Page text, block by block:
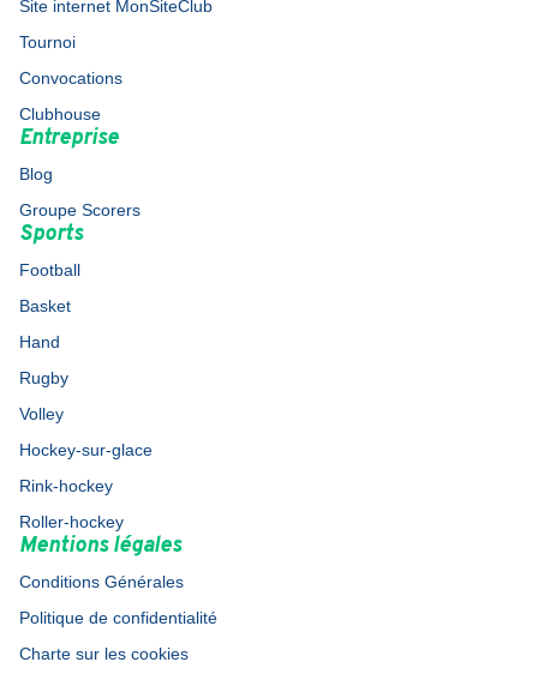
Site internet MonSiteClub
Tournoi
Convocations
Clubhouse
Entreprise
Blog
Groupe Scorers
Sports
Football
Basket
Hand
Rugby
Volley
Hockey-sur-glace
Rink-hockey
Roller-hockey
Mentions légales
Conditions Générales
Politique de confidentialité
Charte sur les cookies